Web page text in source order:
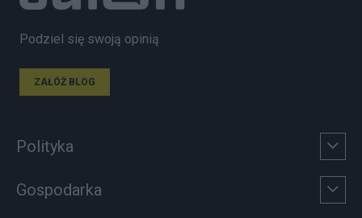
Podziel się swoją opinią
ZAŁÓŻ BLOG
Polityka
Gospodarka